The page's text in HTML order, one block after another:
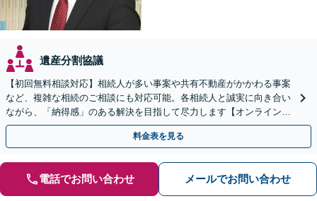
遺産分割協議
【初回無料相談対応】相続人が多い事案や共有不動産がかかわる事案
など、複雑な相続のご相談にも対応可能。各相続人と誠実に向き合い
ながら、「納得感」のある解決を目指して尽力します【オンライン面
談可】【完全個室で相談可】【東室蘭駅1分】
料金表を見る
電話でお問い合わせ メールでお問い合わせ